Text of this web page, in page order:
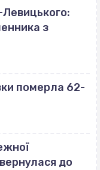
Левицького:
з
померла 62-
до